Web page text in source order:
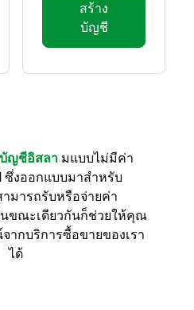
สร้าง
บัญชี
บัญชีอิสลามแบบไม่มีค่า
ซึ่งออกแบบมาสำหรับ
ามารถรับหรือจ่ายค่า
นขณะเดียวกันก็ช่วยให้คุณ
ากบริการซื้อขายของเรา
ได้